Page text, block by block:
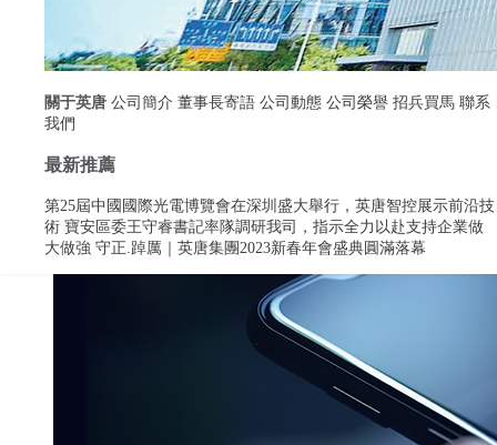
關于英唐 公司簡介 董事長寄語 公司動態 公司榮譽 招兵買馬 聯系
我們
最新推薦
第25屆中國國際光電博覽會在深圳盛大舉行，英唐智控展示前沿技
術 寶安區委王守睿書記率隊調研我司，指示全力以赴支持企業做
大做強 守正.踔厲｜英唐集團2023新春年會盛典圓滿落幕